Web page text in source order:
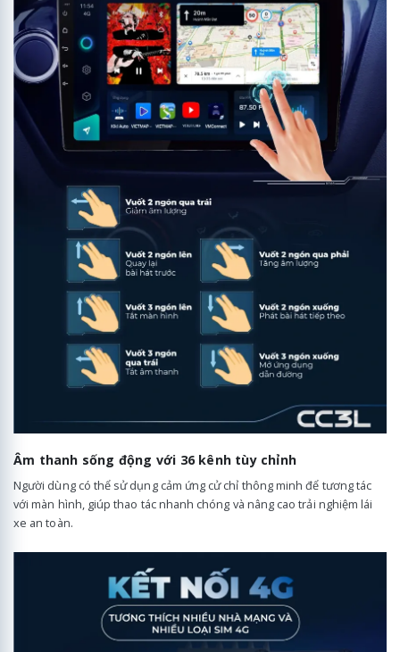
Âm thanh sống động với 36 kênh tùy chỉnh
Người dùng có thể sử dụng cảm ứng cử chỉ thông minh để tương tác
với màn hình, giúp thao tác nhanh chóng và nâng cao trải nghiệm lái
xe an toàn.